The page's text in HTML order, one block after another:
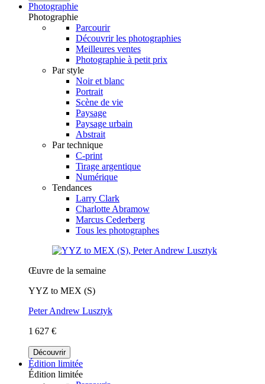
Photographie
Photographie
Parcourir
Découvrir les photographies
Meilleures ventes
Photographie à petit prix
Par style
Noir et blanc
Portrait
Scène de vie
Paysage
Paysage urbain
Abstrait
Par technique
C-print
Tirage argentique
Numérique
Tendances
Larry Clark
Charlotte Abramow
Marcus Cederberg
Tous les photographes
Œuvre de la semaine
YYZ to MEX (S)
Peter Andrew Lusztyk
1 627 €
Découvrir
Édition limitée
Édition limitée